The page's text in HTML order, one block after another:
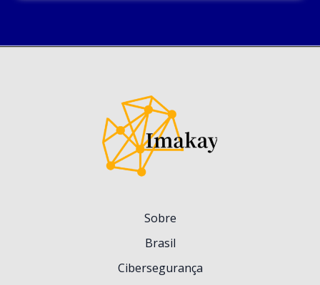
Sobre
Brasil
Cibersegurança